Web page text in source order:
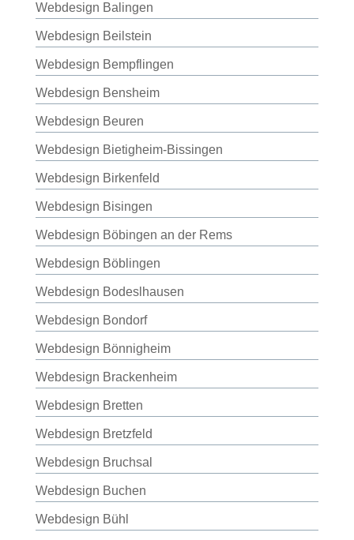
Webdesign Balingen
Webdesign Beilstein
Webdesign Bempflingen
Webdesign Bensheim
Webdesign Beuren
Webdesign Bietigheim-Bissingen
Webdesign Birkenfeld
Webdesign Bisingen
Webdesign Böbingen an der Rems
Webdesign Böblingen
Webdesign Bodeslhausen
Webdesign Bondorf
Webdesign Bönnigheim
Webdesign Brackenheim
Webdesign Bretten
Webdesign Bretzfeld
Webdesign Bruchsal
Webdesign Buchen
Webdesign Bühl